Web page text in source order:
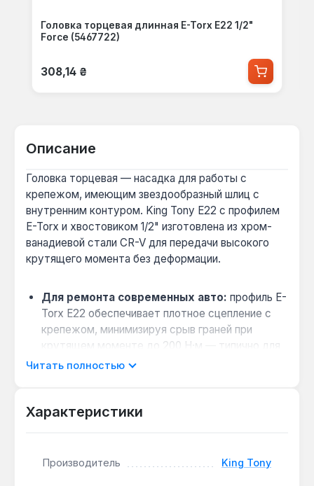
Головка торцевая длинная E-Torx E22 1/2"
Force (5467722)
Обычная цена:
308,14 ₴
Описание
Головка торцевая — насадка для работы с
крепежом, имеющим звездообразный шлиц с
внутренним контуром. King Tony E22 с профилем
E-Torx и хвостовиком 1/2" изготовлена из хром-
ванадиевой стали CR-V для передачи высокого
крутящего момента без деформации.
Для ремонта современных авто: профиль E-
Torx E22 обеспечивает плотное сцепление с
крепежом, минимизируя срыв граней при
крутящем моменте до 200 Н·м — типично для
узлов подвески и тормозной системы.
крепежом в нишах кузова или двигателя, где
квадратный хвостовик 1/2" подходит для
Читать полностью
Характеристики
Производитель King Tony